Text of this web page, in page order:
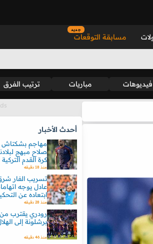
مسابقة التوقعات
جديد
فيديوهات مباريات ترتيب الفرق
أحدث الأخبار
مهاجم
صلاح مبهج
كرة القدم التركية
منذ 18 دقيقه
تسريب الفار
عادل يوجه
ابتعاده عن
منذ 28 دقيقه
رودري يقترب من
برشلونة إلى
منذ 46 دقيقه